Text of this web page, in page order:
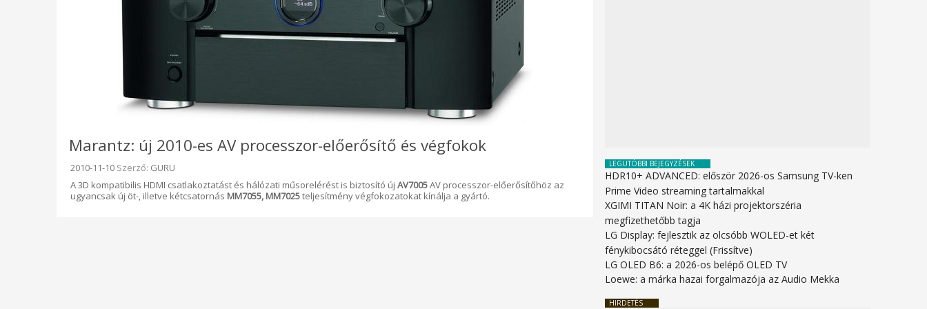
Marantz: új 2010-es AV processzor-előerősítő és végfokok
Beküldve:
2010-11-10 Szerző: GURU
A 3D kompatibilis HDMI csatlakoztatást és hálózati műsorelérést is biztosító új AV7005AV processzor-előerősítőhöz az
ugyancsak új öt-, illetve kétcsatornás MM7055, MM7025teljesítmény végfokozatokat kínálja a gyártó.
LEGUTÓBBI BEJEGYZÉSEK
HDR10+ ADVANCED: először 2026-os Samsung TV-ken
Prime Video streaming tartalmakkal
XGIMI TITAN Noir: a 4K házi projektorszéria
megfizethetőbb tagja
LG Display: fejlesztik az olcsóbb WOLED-et két
fénykibocsátó réteggel (Frissítve)
LG OLED B6: a 2026-os belépő OLED TV
Loewe: a márka hazai forgalmazója az Audio Mekka
HIRDETÉS